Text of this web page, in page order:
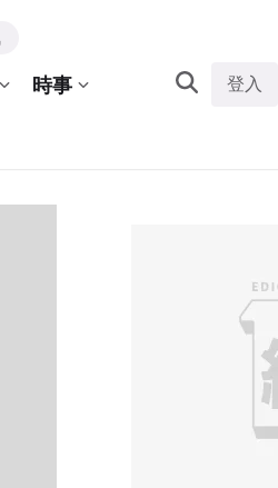
時事 登入